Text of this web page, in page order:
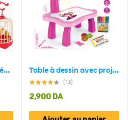
Cage à oiseaux Jouet éducatif d’enregistrement vocal avec de la musique et de la lumière – لعبة قفص عصافير لطيفة تعليمية للتسجيل صوتي مع الموسيقى والضوء Table à dessin avec projecteur 24 images différentes – Planche à dessin -rose
(13)
2,900 DA